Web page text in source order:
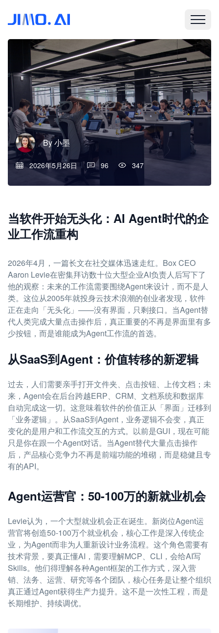
By小墨
2026年5月26日 96 347
当软件开始无头化：AI Agent时代的企
业工作流重构
2026年4月，一篇长文在社交媒体迅速走红。Box CEO
Aaron Levie在密集拜访数十位大型企业AI负责人后写下了
他的观察：未来的工作流需要围绕Agent来设计，而不是人
类。这位从2005年就投身云技术浪潮的创业者发现，软件
正在走向「无头化」——没有界面，只剩接口。当Agent替
代人类完成大量点击操作后，真正重要的不再是界面里有多
少按钮，而是谁能成为Agent工作流的首选。
从SaaS到Agent：价值转移的新逻辑
过去，人们需要亲手打开文件夹、点击按钮、上传文档；未
来，Agent会在后台跨越ERP、CRM、文档系统和数据库
自动完成这一切。这意味着软件的价值正从「界面」迁移到
「业务逻辑」。从SaaS到Agent，业务逻辑不会变，真正
变化的是用户和工作流交互的方式。以前是GUI，现在可能
只是你在跟一个Agent对话。当Agent替代大量点击操作
后，产品核心竞争力不再是前端功能的堆砌，而是稳健且专
有的API。
Agent运营官：50-100万的新就业机会
Levie认为，一个大型就业机会正在诞生。新岗位Agent运
营官将创造50-100万个就业机会，核心工作是深入传统企
业，为Agent而非为人重新设计业务流程。这个角色需要有
技术背景，要真正懂AI，需要理解MCP、CLI，会给AI写
Skills。他们得理解各种Agent框架的工作方式，深入营
销、法务、运营、研究等各个团队，核心任务是让整个组织
真正通过Agent获得生产力提升。这不是一次性工程，而是
长期维护、持续调优。